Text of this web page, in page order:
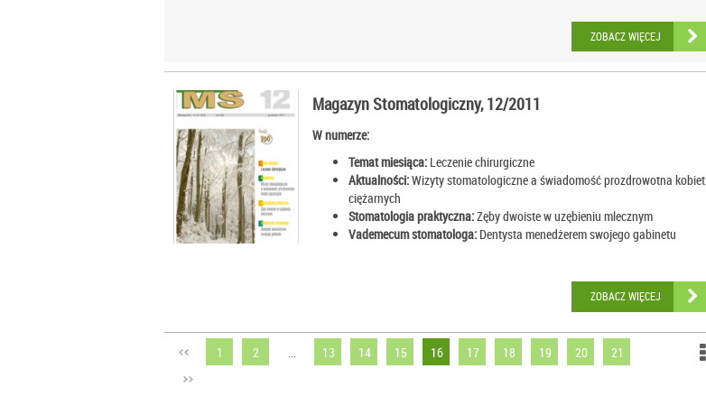
ZOBACZ WIĘCEJ
Magazyn Stomatologiczny, 12/2011
W numerze:
Temat miesiąca:Leczenie chirurgiczne
Aktualności:Wizyty stomatologiczne a świadomość prozdrowotna kobiet
ciężarnych
Stomatologia praktyczna:Zęby dwoiste w uzębieniu mlecznym
Vademecum stomatologa:Dentysta menedżerem swojego gabinetu
ZOBACZ WIĘCEJ
1 2 13 14 15 16 17 18 19 20 21